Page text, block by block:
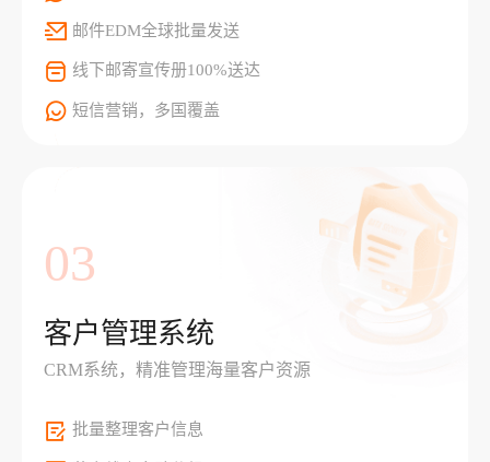
邮件EDM全球批量发送
线下邮寄宣传册100%送达
短信营销，多国覆盖
03
客户管理系统
CRM系统，精准管理海量客户资源
批量整理客户信息